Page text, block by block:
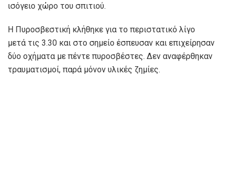
ισόγειο χώρο του σπιτιού.
Η Πυροσβεστική κλήθηκε για το περιστατικό λίγο
μετά τις 3.30 και στο σημείο έσπευσαν και επιχείρησαν
δύο οχήματα με πέντε πυροσβέστες. Δεν αναφέρθηκαν
τραυματισμοί, παρά μόνον υλικές ζημίες.